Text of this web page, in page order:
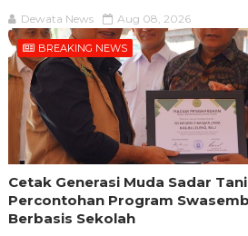
Dewata News Aug 08, 2026
BREAKING NEWS
Cetak Generasi Muda Sadar
Percontohan Program
Berbasis Sekolah